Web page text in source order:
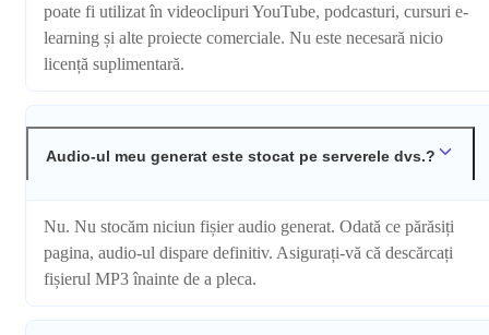
poate fi utilizat în videoclipuri YouTube, podcasturi, cursuri e-
learning și alte proiecte comerciale. Nu este necesară nicio
licență suplimentară.
Audio-ul meu generat este stocat pe serverele dvs.?
Nu. Nu stocăm niciun fișier audio generat. Odată ce părăsiți
pagina, audio-ul dispare definitiv. Asigurați-vă că descărcați
fișierul MP3 înainte de a pleca.